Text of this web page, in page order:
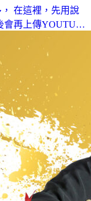
在這裡，先用說
會再上傳YOUTU…